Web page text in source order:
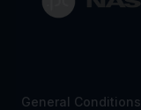
General Conditions